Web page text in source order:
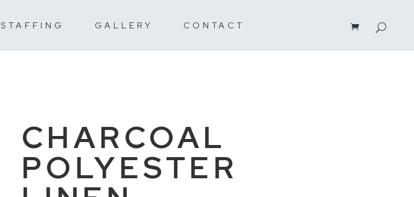
STAFFING GALLERY CONTACT
CHARCOAL
POLYESTER